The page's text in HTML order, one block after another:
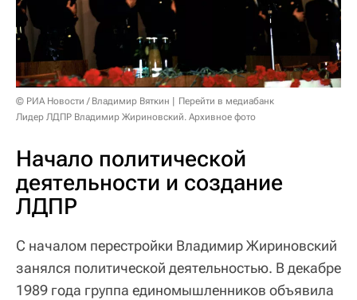
© РИА Новости / Владимир Вяткин
Перейти в медиабанк
Лидер ЛДПР Владимир Жириновский. Архивное фото
Начало политической
деятельности и создание
ЛДПР
С началом перестройки Владимир Жириновский
занялся политической деятельностью. В декабре
1989 года группа единомышленников объявила